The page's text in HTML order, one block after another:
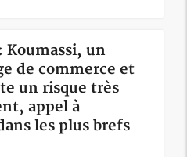
Koumassi, un
de commerce et
un risque très
appel à
les plus brefs